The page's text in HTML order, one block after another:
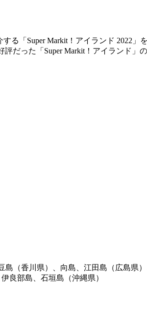
る「Super Markit！アイランド 2022
だった「Super Markit！アイランド
（香川県）、向島、江田島（広島県
良部島、石垣島（沖縄県）